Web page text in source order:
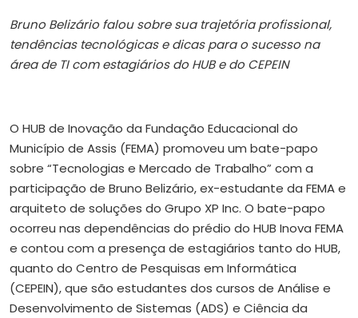
Bruno Belizário falou sobre sua trajetória profissional,
tendências tecnológicas e dicas para o sucesso na
área de TI com estagiários do HUB e do CEPEIN
O HUB de Inovação da Fundação Educacional do
Município de Assis (FEMA) promoveu um bate-papo
sobre “Tecnologias e Mercado de Trabalho” com a
participação de Bruno Belizário, ex-estudante da FEMA e
arquiteto de soluções do Grupo XP Inc. O bate-papo
ocorreu nas dependências do prédio do HUB Inova FEMA
e contou com a presença de estagiários tanto do HUB,
quanto do Centro de Pesquisas em Informática
(CEPEIN), que são estudantes dos cursos de Análise e
Desenvolvimento de Sistemas (ADS) e Ciência da